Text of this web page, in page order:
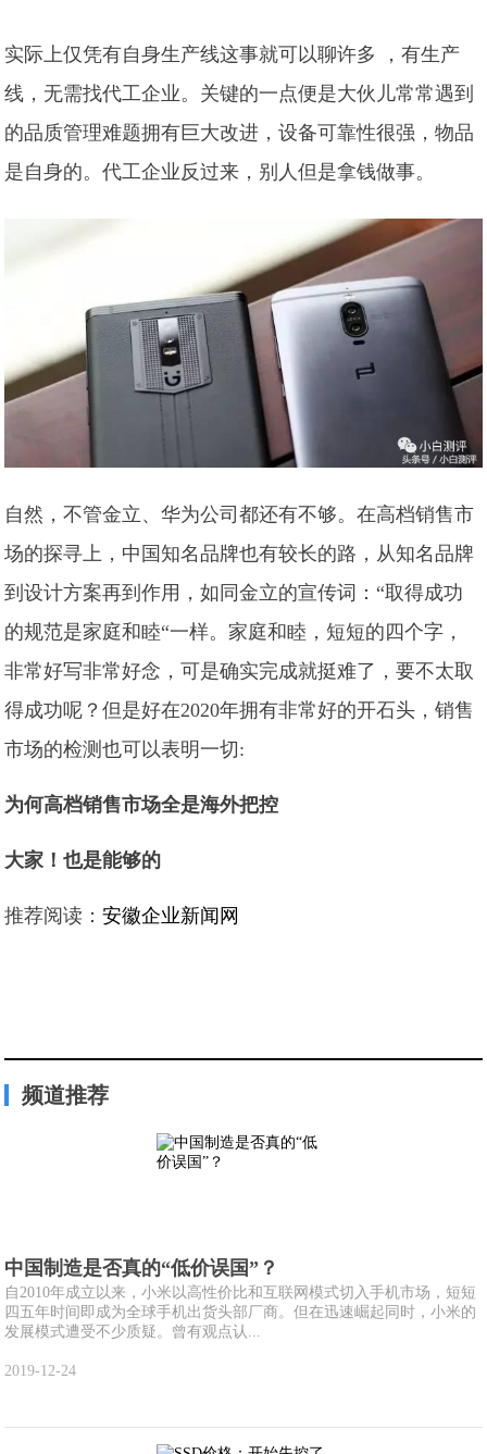
实际上仅凭有自身生产线这事就可以聊许多 ，有生产
线，无需找代工企业。关键的一点便是大伙儿常常遇到
的品质管理难题拥有巨大改进，设备可靠性很强，物品
是自身的。代工企业反过来，别人但是拿钱做事。
自然，不管金立、华为公司都还有不够。在高档销售市
场的探寻上，中国知名品牌也有较长的路，从知名品牌
到设计方案再到作用，如同金立的宣传词：“取得成功
的规范是家庭和睦“一样。家庭和睦，短短的四个字，
非常好写非常好念，可是确实完成就挺难了，要不太取
得成功呢？但是好在2020年拥有非常好的开石头，销售
市场的检测也可以表明一切:
为何高档销售市场全是海外把控
大家！也是能够的
推荐阅读：安徽企业新闻网
频道推荐
中国制造是否真的“低价误国”？
自2010年成立以来，小米以高性价比和互联网模式切入手机市场，短短
四五年时间即成为全球手机出货头部厂商。但在迅速崛起同时，小米的
发展模式遭受不少质疑。曾有观点认...
2019-12-24